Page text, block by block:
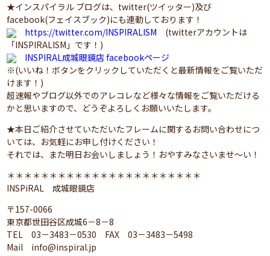
★インスパイラル ブログは、twitter(ツイッター)及び
facebook(フェイスブック)にも連動しております！
https://twitter.com/INSPIRALISM (twitterアカウントは
「INSPIRALISM」です！)
INSPIRAL成城眼鏡店 facebookページ
※(いいね！ボタンをクリックしていただくと最新情報をご覧いただ
けます！)
超速報やブログ以外でのアレコレなど様々な情報をご覧いただける
かと思いますので、どうぞよろしくお願いいたします。
★本日ご紹介させていただいたフレームに関するお問い合わせにつ
いては、お気軽にお申し付けください！
それでは、また明日お会いしましょう！おやすみなさいませ～い！
＊＊＊＊＊＊＊＊＊＊＊＊＊＊＊＊＊＊＊＊＊＊＊
INSPiRAL 成城眼鏡店
〒157-0066
東京都世田谷区成城6－8－8
TEL 03－3483－0530 FAX 03－3483－5498
Mail info@inspiral.jp